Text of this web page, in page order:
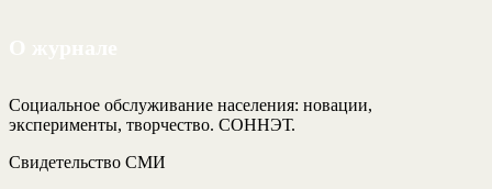
Социальное обслуживание населения: новации,
эксперименты, творчество. СОННЭТ.
Свидетельство СМИ